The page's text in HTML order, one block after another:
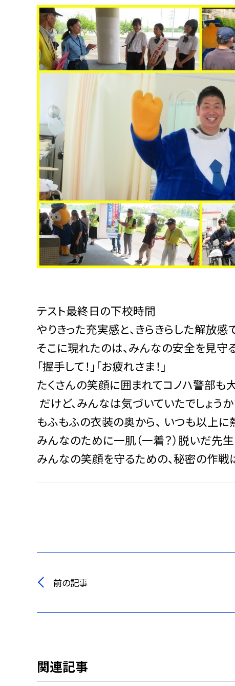
テスト最終日の下校時間
やりきった充実感と、きらきらした解放
そこに現れたのは、みんなの安全を見守
「握手して！」「お疲れさま！」
たくさんの笑顔に囲まれてコノハ警部も
だけど、みんなは気づいていたでしょうか
もふもふの衣装の奥から、 いつも以上
みんなのために一肌（一着？）脱いだ先
みんなの笑顔を守るための、秘密の作戦
前の記事
関連記事